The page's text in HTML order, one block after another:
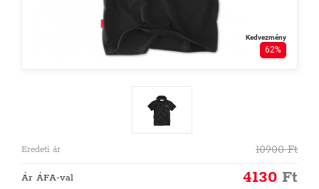
Kedvezmény
62%
Eredeti ár 10900Ft
Ár ÁFA-val 4130 Ft